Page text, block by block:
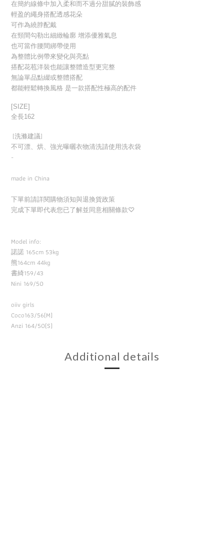
在簡約線條中加入柔和而不過分甜膩的裝飾感
輕盈的繩身搭配透感花朵
可作為繞脖配戴
在頸間勾勒出細緻輪廓 增添優雅氣息
也可當作腰間綁帶使用
為整體比例帶來變化與亮點
搭配花苞洋裝也能讓整體造型更完整
無論單品點綴或整體搭配
都能輕鬆轉換風格 是一款搭配性極高的配件
[SIZE]
全長162
[洗滌建議]
不可漂、烘、強光曝曬衣物清洗請使用洗衣袋
-
made in China
下單前請詳閱購物須知與退換貨政策
完成下單即代表您已了解並同意相關條款♡
Model info:
諾諾 165cm 53kg
熊164cm 44kg
書綺159/43
Nini 169/50
oiiv girls
Coco163/56(M)
Anzi 164/50(S)
Additional details